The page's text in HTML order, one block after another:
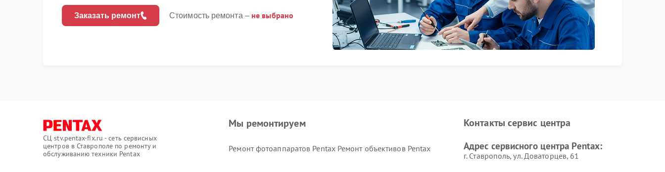
Заказать ремонт Стоимость ремонта – не выбрано
СЦ stv.pentax-fix.ru - сеть сервисных
центров в Ставрополе по ремонту и
обслуживанию техники Pentax
Мы ремонтируем
Ремонт фотоаппаратов Pentax Ремонт объективов Pentax
Контакты сервис центра
Адрес сервисного центра Pentax:
г. Ставрополь, ул. Доваторцев, 61